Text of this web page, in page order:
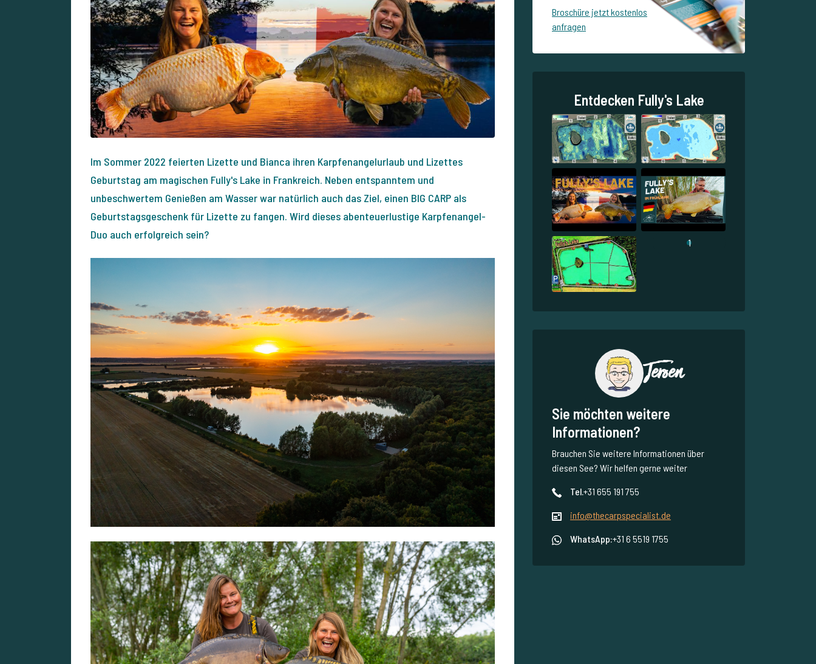
Im Sommer 2022 feierten Lizette und Bianca ihren Karpfenangelurlaub und Lizettes
Geburtstag am magischen Fully's Lake in Frankreich. Neben entspanntem und
unbeschwertem Genießen am Wasser war natürlich auch das Ziel, einen BIG CARP als
Geburtstagsgeschenk für Lizette zu fangen. Wird dieses abenteuerlustige Karpfenangel-
Duo auch erfolgreich sein?
Broschüre jetzt kostenlos
anfragen
Entdecken Fully's Lake
1
Jeroen
Sie möchten weitere
Informationen?
Brauchen Sie weitere Informationen über
diesen See? Wir helfen gerne weiter
Tel.+31 655 191 755
info@thecarpspecialist.de
WhatsApp:+31 6 5519 1755